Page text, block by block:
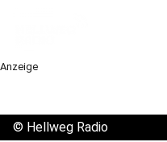
Anzeige
© Hellweg Radio